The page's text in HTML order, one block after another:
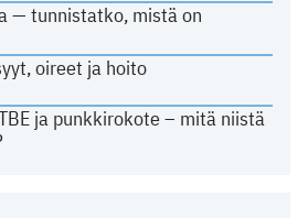
— tunnistatko, mistä on
oireet ja hoito
ja punkkirokote – mitä niistä